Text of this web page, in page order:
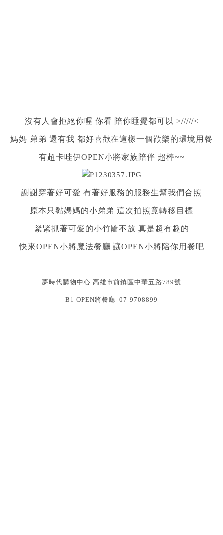
沒有人會拒絕你喔 你看 陪你睡覺都可以 >/////<
媽媽 弟弟 還有我 都好喜歡在這樣一個歡樂的環境用餐
有超卡哇伊OPEN小將家族陪伴 超棒~~
謝謝穿著好可愛 有著好服務的服務生幫我們合照
原本只黏媽媽的小弟弟 這次拍照竟轉移目標
緊緊抓著可愛的小竹輪不放 真是超有趣的
快來OPEN小將魔法餐廳 讓OPEN小將陪你用餐吧
夢時代購物中心 高雄市前鎮區中華五路789號
B1 OPEN將餐廳 07-9708899